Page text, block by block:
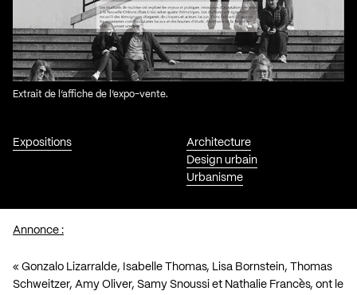
Expositions
Architecture
Design urbain
Urbanisme
Extrait de l’affiche de l’expo-vente.
Annonce :
« Gonzalo Lizarralde, Isabelle Thomas, Lisa Bornstein, Thomas
Schweitzer, Amy Oliver, Samy Snoussi et Nathalie Francès, ont le